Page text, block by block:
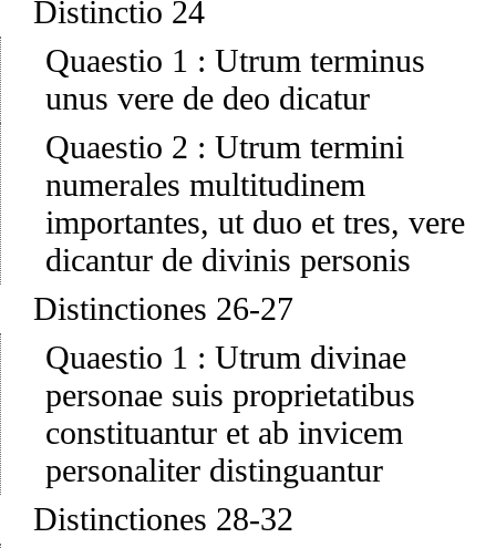
Distinctio 24
Quaestio 1 : Utrum terminus
unus vere de deo dicatur
Quaestio 2 : Utrum termini
numerales multitudinem
importantes, ut duo et tres, vere
dicantur de divinis personis
Distinctiones 26-27
Quaestio 1 : Utrum divinae
personae suis proprietatibus
constituantur et ab invicem
personaliter distinguantur
Distinctiones 28-32